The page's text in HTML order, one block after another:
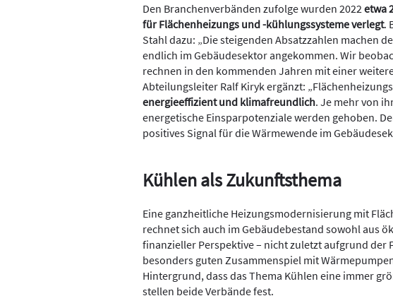
Den Branchenverbänden zufolge wurden 2022 etwa
für Flächenheizungs und -kühlungssysteme verlegt.
Stahl dazu: „Die steigenden Absatzzahlen machen
endlich im Gebäudesektor angekommen. Wir
rechnen in den kommenden Jahren mit einer
Abteilungsleiter Ralf Kiryk ergänzt:
energieeffizient und klimafreundlich. Je mehr von
energetische Einsparpotenziale werden gehoben.
positives Signal für die Wärmewende im
Kühlen als Zukunftsthema
Eine ganzheitliche Heizungsmodernisierung mit
rechnet sich auch im Gebäudebestand sowohl aus
finanzieller Perspektive – nicht zuletzt aufgrund der
besonders guten Zusammenspiel mit
Hintergrund, dass das Thema Kühlen eine immer
stellen beide Verbände fest.